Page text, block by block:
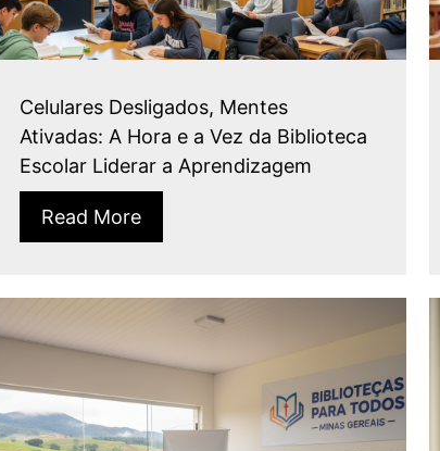
Celulares Desligados, Mentes
Ativadas: A Hora e a Vez da Biblioteca
Escolar Liderar a Aprendizagem
Read More